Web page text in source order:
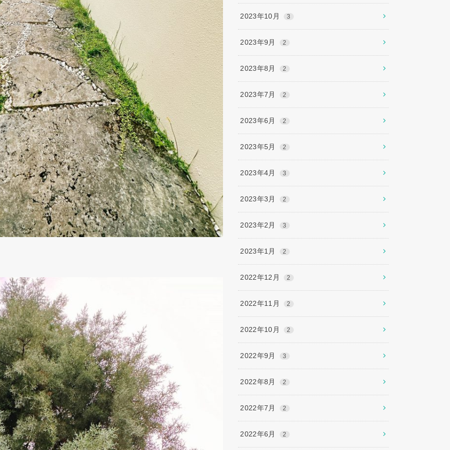
2023年10月 3
2023年9月 2
2023年8月 2
2023年7月 2
2023年6月 2
2023年5月 2
2023年4月 3
2023年3月 2
2023年2月 3
2023年1月 2
2022年12月 2
2022年11月 2
2022年10月 2
2022年9月 3
2022年8月 2
2022年7月 2
2022年6月 2